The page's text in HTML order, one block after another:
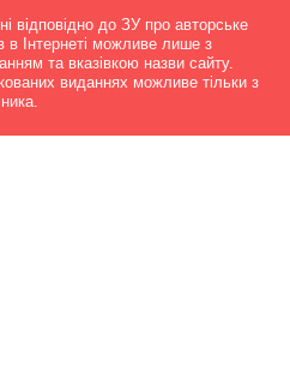
відповідно до ЗУ про авторське
в Інтернеті можливе лише з
та вказівкою назви сайту.
виданнях можливе тільки з